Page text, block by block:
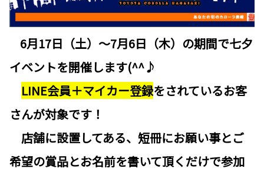
6月17日（土）～7月6日（木）の期間で七夕
イベントを開催します(^^♪
LINE会員＋マイカー登録をされているお客
さんが対象です！
店舗に設置してある、短冊にお願い事とご
希望の賞品とお名前を書いて頂くだけで参加